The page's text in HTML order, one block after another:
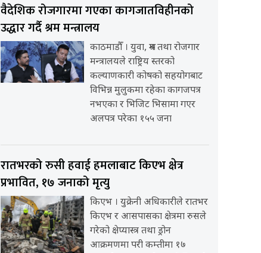
वैदेशिक रोजगारमा गएका कागजातविहीनको
उद्धार गर्दै श्रम मन्त्रालय
काठमाडौँ । युवा, श्रम तथा रोजगार
मन्त्रालयले राष्ट्रिय स्तरको
कल्याणकारी कोषको सहयोगबाट
विभिन्न मुलुकमा रहेका कागजपत्र
नभएका र भिजिट भिसामा गएर
अलपत्र परेका १५५ जना
रातभरको रुसी हवाई हमलाबाट किएभ क्षेत्र
प्रभावित, १७ जनाको मृत्यु
किएभ । युक्रेनी अधिकारीले रातभर
किएभ र आसपासका क्षेत्रमा रुसले
गरेको क्षेप्यास्त्र तथा ड्रोन
आक्रमणमा परी कम्तीमा १७